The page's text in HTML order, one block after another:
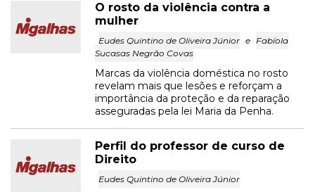
O rosto da violência contra a
mulher
Eudes Quintino de Oliveira Júnior e Fabíola
Sucasas Negrão Covas
Marcas da violência doméstica no rosto
revelam mais que lesões e reforçam a
importância da proteção e da reparação
asseguradas pela lei Maria da Penha.
Perfil do professor de curso de
Direito
Eudes Quintino de Oliveira Júnior